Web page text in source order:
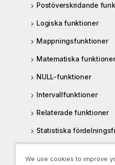
Postöverskridande
Logiska funktioner
Mappningsfunktioner
Matematiska funktioner
NULL-funktioner
Intervallfunktioner
Relaterade funktioner
Statistiska
We use cookies to improve